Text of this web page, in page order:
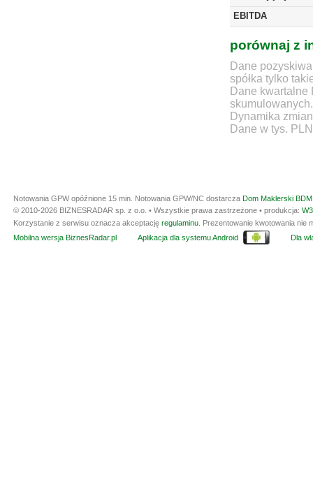
EBITDA
porównaj z
Dane
spółka tylko
Dane
skumulowanych.
Dynamika
Dane w tys. PLN
Notowania GPW opóźnione 15 min. Notowania GPW/NC dostarcza Dom Maklerski
© 2010-2026 BIZNESRADAR sp. z o.o. • Wszystkie prawa zastrzeżone • produkcja:
Korzystanie z serwisu oznacza akceptację regulaminu . Prezentowanie kwotowania
Mobilna wersja BiznesRadar.pl
Aplikacja dla systemu Android Dla